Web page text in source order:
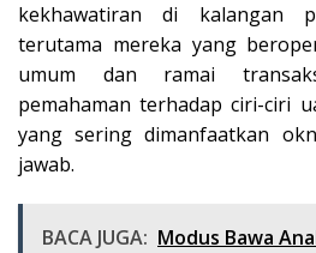
kekhawatiran di kalangan
terutama mereka yang
umum dan ramai
pemahaman terhadap ciri-ciri
yang sering dimanfaatkan
jawab.
BACA JUGA: Modus Bawa